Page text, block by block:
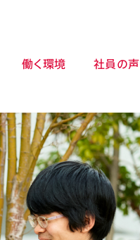
働く環境 社員の声